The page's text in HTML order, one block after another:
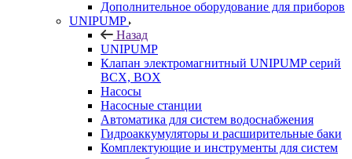
Дополнительное оборудование для приборов
UNIPUMP
Назад
UNIPUMP
Клапан электромагнитный UNIPUMP серий
BCX, BOX
Насосы
Насосные станции
Автоматика для систем водоснабжения
Гидроаккумуляторы и расширительные баки
Комплектующие и инструменты для систем